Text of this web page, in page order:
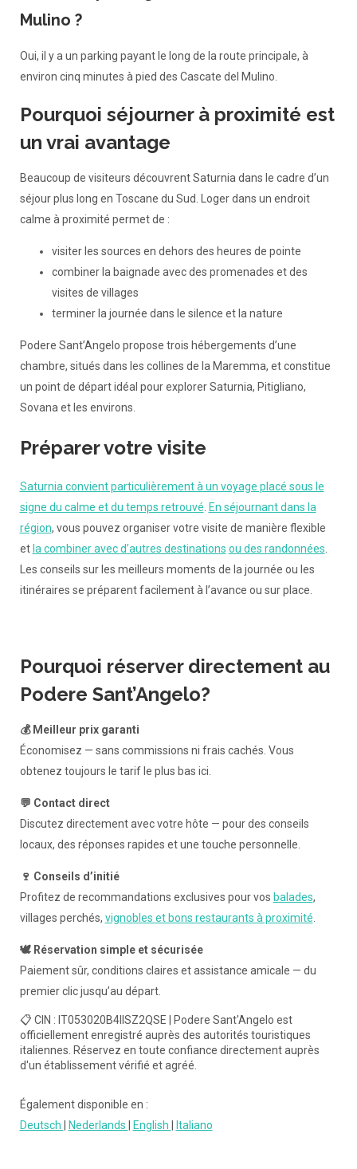
Mulino ?
Oui, il y a un parking payant le long de la route principale, à
environ cinq minutes à pied des Cascate del Mulino.
Pourquoi séjourner à proximité est
un vrai avantage
Beaucoup de visiteurs découvrent Saturnia dans le cadre d’un
séjour plus long en Toscane du Sud. Loger dans un endroit
calme à proximité permet de :
visiter les sources en dehors des heures de pointe
combiner la baignade avec des promenades et des
visites de villages
terminer la journée dans le silence et la nature
Podere Sant’Angelo propose trois hébergements d’une
chambre, situés dans les collines de la Maremma, et constitue
un point de départ idéal pour explorer Saturnia, Pitigliano,
Sovana et les environs.
Préparer votre visite
Saturnia convient particulièrement à un voyage placé sous le
signe du calme et du temps retrouvé En séjournant dans la
région, vous pouvez organiser votre visite de manière flexible
et la combiner avec d’autres destinations ou des randonnées
Les conseils sur les meilleurs moments de la journée ou les
itinéraires se préparent facilement à l’avance ou sur place.
Pourquoi réserver directement au
Podere Sant’Angelo?
💰 Meilleur prix garanti
Économisez — sans commissions ni frais cachés. Vous
obtenez toujours le tarif le plus bas ici.
💬 Contact direct
Discutez directement avec votre hôte — pour des conseils
locaux, des réponses rapides et une touche personnelle.
🍷 Conseils d’initié
Profitez de recommandations exclusives pour vos balades,
villages perchés, vignobles et bons restaurants à proximité
🕊️ Réservation simple et sécurisée
Paiement sûr, conditions claires et assistance amicale — du
premier clic jusqu’au départ.
📋 CIN : IT053020B4IISZ2QSE | Podere Sant'Angelo est
officiellement enregistré auprès des autorités touristiques
italiennes. Réservez en toute confiance directement auprès
d'un établissement vérifié et agréé.
Également disponible en :
Deutsch
Nederlands English Italiano